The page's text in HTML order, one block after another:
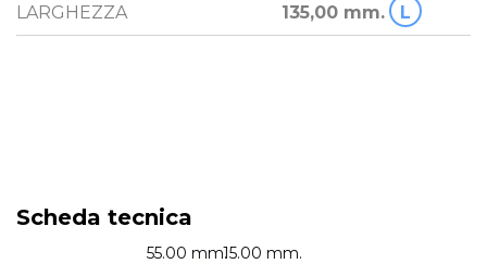
LARGHEZZA 135,00 mm. L
Scheda tecnica
55.00 mm.15.00 mm.